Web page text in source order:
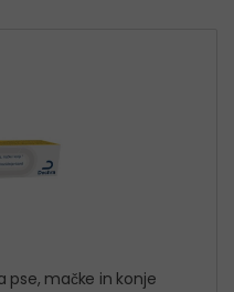
pse, mačke in konje